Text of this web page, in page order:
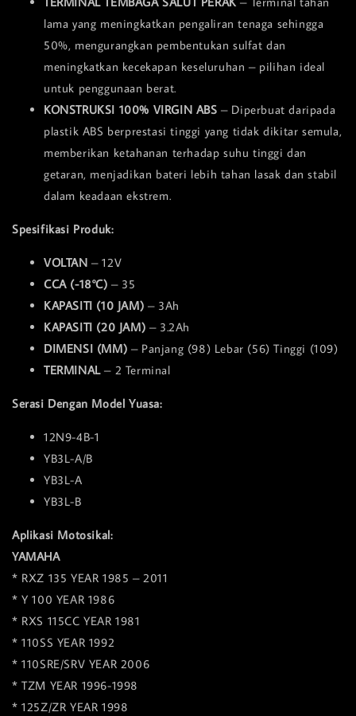
lama yang meningkatkan pengaliran tenaga sehingga
50%, mengurangkan pembentukan sulfat dan
meningkatkan kecekapan keseluruhan – pilihan ideal
untuk penggunaan berat.
KONSTRUKSI 100% VIRGIN ABS – Diperbuat daripada
plastik ABS berprestasi tinggi yang tidak dikitar semula,
memberikan ketahanan terhadap suhu tinggi dan
getaran, menjadikan bateri lebih tahan lasak dan stabil
dalam keadaan ekstrem.
Spesifikasi Produk:
VOLTAN – 12V
CCA (-18°C) – 35
KAPASITI (10 JAM) – 3Ah
KAPASITI (20 JAM) – 3.2Ah
DIMENSI (MM) – Panjang (98) Lebar (56) Tinggi (109)
TERMINAL– 2 Terminal
Serasi Dengan Model Yuasa:
12N9-4B-1
YB3L-A/B
YB3L-A
YB3L-B
Aplikasi Motosikal:
YAMAHA
* RXZ 135 YEAR 1985 – 2011
* Y 100 YEAR 1986
* RXS 115CC YEAR 1981
* 110SS YEAR 1992
* 110SRE/SRV YEAR 2006
* TZM YEAR 1996-1998
* 125Z/ZR YEAR 1998